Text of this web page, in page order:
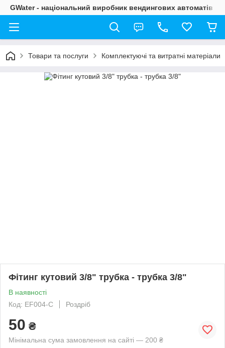
GWater - національний виробник вендингових автоматів
Товари та послуги Комплектуючі та витратні матеріали
Фітинг кутовий 3/8" трубка - трубка 3/8"
В наявності
Код: EF004-C
Роздріб
50 ₴
Мінімальна сума замовлення на сайті — 200 ₴